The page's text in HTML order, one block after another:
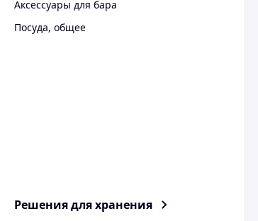
Аксессуары для бара
Посуда, общее
Решения для хранения